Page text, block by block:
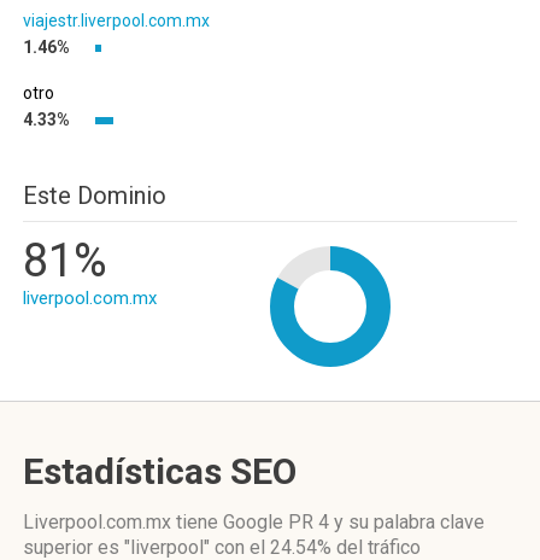
viajestr.liverpool.com.mx
1.46%
otro
4.33%
Este Dominio
81%
liverpool.com.mx
Estadísticas SEO
Liverpool.com.mx tiene Google PR 4 y su palabra clave
superior es "liverpool" con el 24.54% del tráfico